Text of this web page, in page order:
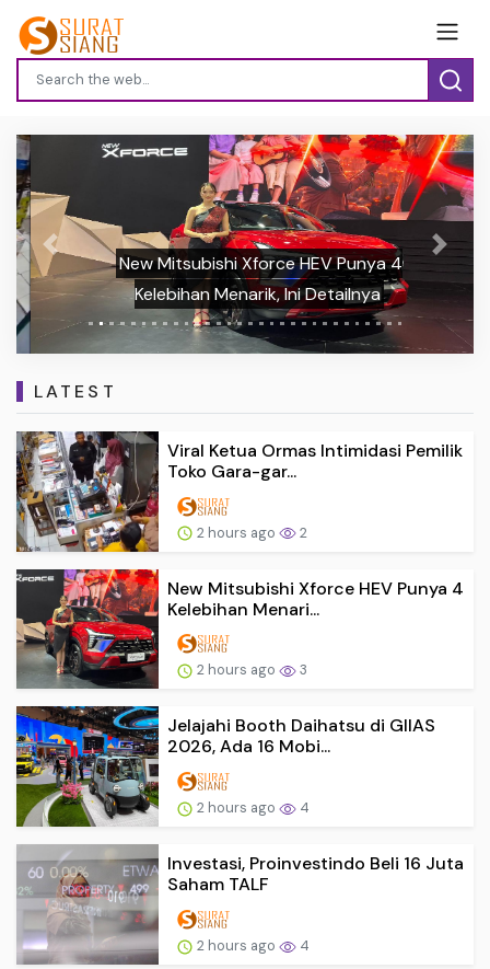
New Mitsubishi Xforce HEV Punya 4
Kelebihan Menarik, Ini Detailnya
Previous Next
LATEST
Viral Ketua Ormas Intimidasi Pemilik
Toko Gara-gar...
2 hours ago 2
New Mitsubishi Xforce HEV Punya 4
Kelebihan Menari...
2 hours ago 3
Jelajahi Booth Daihatsu di GIIAS
2026, Ada 16 Mobi...
2 hours ago 4
Investasi, Proinvestindo Beli 16 Juta
Saham TALF
2 hours ago 4